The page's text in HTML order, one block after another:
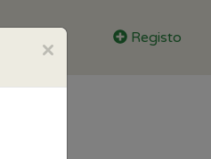
Registo
×